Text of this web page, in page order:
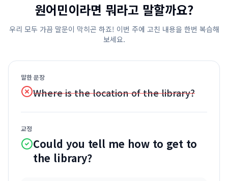
원어민이라면 뭐라고 말할까요?
우리 모두 가끔 말문이 막히곤 하죠! 이번 주에 고친 내용을 한번 복습해
보세요.
말한 문장
Where is the location of the library?
교정
Could you tell me how to get to
the library?